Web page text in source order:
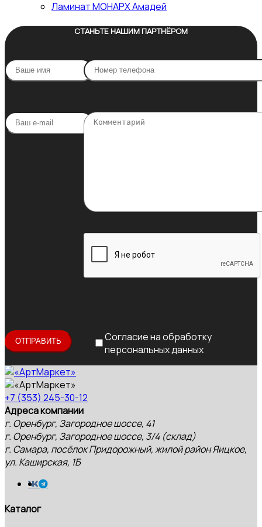
Ламинат МОНАРХ Амадей
СТАНЬТЕ НАШИМ ПАРТНЁРОМ
Согласие на обработку
персональных данных
+7 (353) 245-30-12
Адреса компании
г. Оренбург, Загородное шоссе, 41
г. Оренбург, Загородное шоссе, 3/4 (склад)
г. Самара, посёлок Придорожный, жилой район Яицкое,
ул. Каширская, 1Б
Каталог